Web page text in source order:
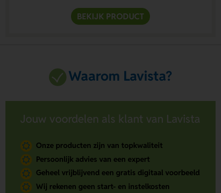
BEKIJK PRODUCT
Waarom Lavista?
Jouw voordelen als klant van Lavista
Onze producten zijn van topkwaliteit
Persoonlijk advies van een expert
Geheel vrijblijvend een gratis digitaal voorbeeld
Wij rekenen geen start- en instelkosten